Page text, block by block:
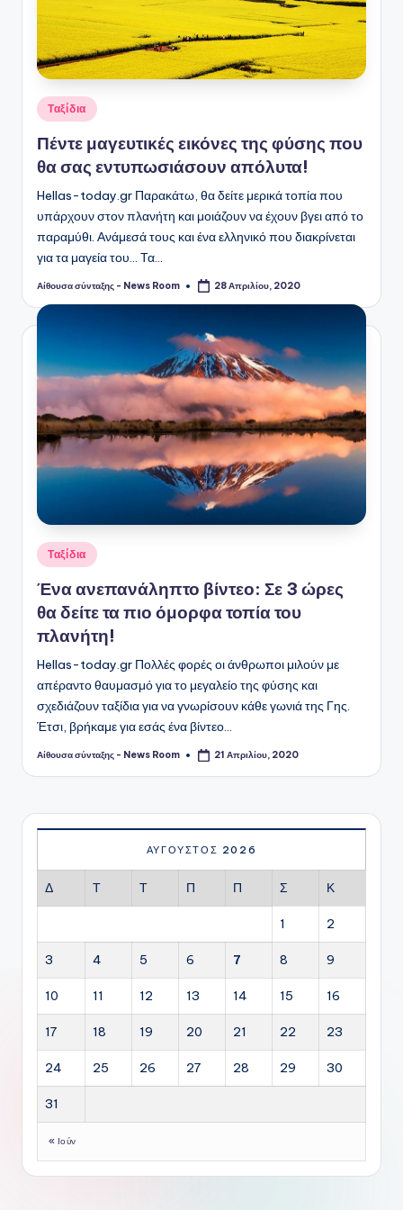
Αναρτήθηκε
σε
Ταξίδια
Πέντε μαγευτικές εικόνες της φύσης που
θα σας εντυπωσιάσουν απόλυτα!
Hellas-today.gr Παρακάτω, θα δείτε μερικά τοπία που
υπάρχουν στον πλανήτη και μοιάζουν να έχουν βγει από το
παραμύθι. Ανάμεσά τους και ένα ελληνικό που διακρίνεται
για τα μαγεία του... Τα…
Συγγραφέας:
Αίθουσα σύνταξης - News Room 28 Απριλίου, 2020
Αναρτήθηκε
σε
Ταξίδια
Ένα ανεπανάληπτο βίντεο: Σε 3 ώρες
θα δείτε τα πιο όμορφα τοπία του
πλανήτη!
Hellas-today.gr Πολλές φορές οι άνθρωποι μιλούν με
απέραντο θαυμασμό για το μεγαλείο της φύσης και
σχεδιάζουν ταξίδια για να γνωρίσουν κάθε γωνιά της Γης.
Έτσι, βρήκαμε για εσάς ένα βίντεο…
Συγγραφέας:
Αίθουσα σύνταξης - News Room 21 Απριλίου, 2020
ΑΎΓΟΥΣΤΟΣ 2026
Δ Τ Τ Π Π Σ Κ
1 2
3 4 5 6 7 8 9
10 11 12 13 14 15 16
17 18 19 20 21 22 23
24 25 26 27 28 29 30
31
« Ιούν